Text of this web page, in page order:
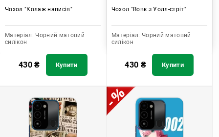
Чохол "Колаж написів"
Матеріал: Чорний матовий
силікон
430₴ Купити
Чохол "Вовк з Уолл-стріт"
Матеріал: Чорний матовий
силікон
430 ₴ Купити